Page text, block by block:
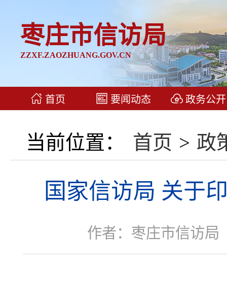
枣庄市信访局
ZZXF.ZAOZHUANG.GOV.CN
首页 要闻动态 政务公开
当前位置： 首页 > 政
国家信访局 关于
作者：枣庄市信访局